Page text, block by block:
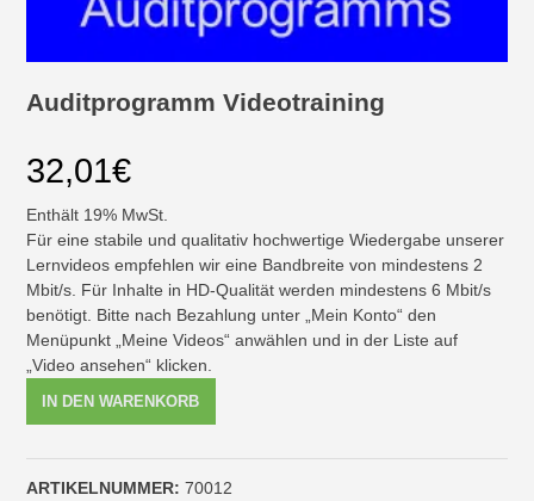
Auditprogramm Videotraining
32,01€
Enthält 19% MwSt.
Für eine stabile und qualitativ hochwertige Wiedergabe unserer
Lernvideos empfehlen wir eine Bandbreite von mindestens 2
Mbit/s. Für Inhalte in HD-Qualität werden mindestens 6 Mbit/s
benötigt. Bitte nach Bezahlung unter „Mein Konto“ den
Menüpunkt „Meine Videos“ anwählen und in der Liste auf
„Video ansehen“ klicken.
IN DEN WARENKORB
ARTIKELNUMMER: 70012